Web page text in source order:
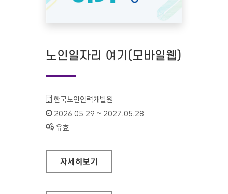
노인일자리 여기(모바일웹)
기관명 :
한국노인인력개발원
인증기간 :
2026.05.29 ~ 2027.05.28
상태 :
유효
노인일자리 여기(모바일웹)
자세히보기